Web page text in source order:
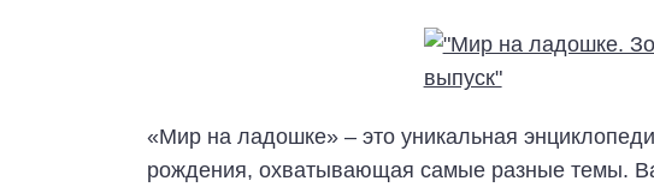
«Мир на ладошке» – это уникальная
рождения, охватывающая самые разные темы.